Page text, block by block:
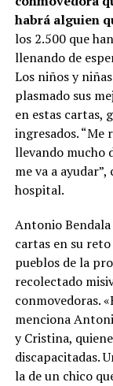
habrá alguien
los 2.500 que
llenando de
Los niños y
plasmado sus
en estas cartas,
ingresados. “Me
llevando mucho
me va a
hospital.
Antonio Bendala
cartas en su
pueblos de la
recolectado
conmovedoras.
menciona
y Cristina,
discapacitadas.
la de un chico